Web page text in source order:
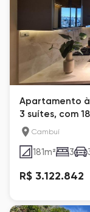
Apartamento à
3 suítes, com
Cambuí
181m² 3
R$ 3.122.842